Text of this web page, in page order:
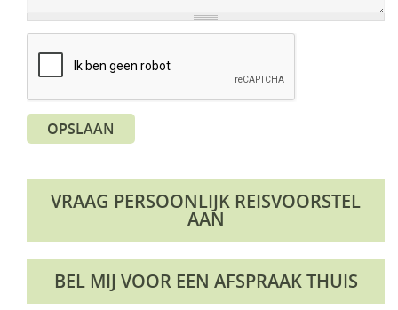
OPSLAAN
VRAAG PERSOONLIJK REISVOORSTEL
AAN
BEL MIJ VOOR EEN AFSPRAAK THUIS